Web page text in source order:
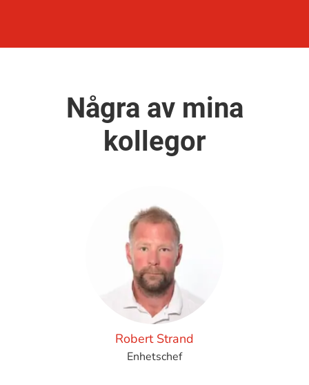
Några av mina
kollegor
Robert Strand
Enhetschef